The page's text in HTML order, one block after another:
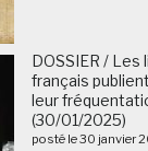
DOSSIER / Les
français
leur
(30/01/2025)
posté le 30 janvier